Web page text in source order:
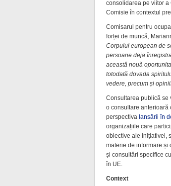
consolidarea pe viitor
Comisie în contextul
Comisarul pentru
forței de muncă,
Corpului european de
persoane deja
această nouă
totodată dovada
vedere, precum și
Consultarea publică se
o consultare anterioară
perspectiva lansării în
organizațiile care
obiective ale inițiativei,
materie de informare și
și consultări specifice
în UE.
Context